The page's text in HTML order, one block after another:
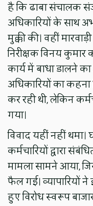
है कि ढाबा संचालक
अधिकारियों के साथ
मुक्की की। वहीं
निरीक्षक विनय
कार्य में बाधा डालने
अधिकारियों का कहना
कर रही थी, लेकिन
गया।
विवाद यहीं नहीं
कर्मचारियों द्वारा
मामला सामने आया,
फैल गई। व्यापारियों ने
हुए विरोध स्वरूप